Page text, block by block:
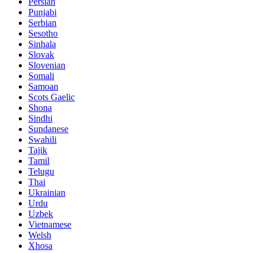
Punjabi
Serbian
Sesotho
Sinhala
Slovak
Slovenian
Somali
Samoan
Scots Gaelic
Shona
Sindhi
Sundanese
Swahili
Tajik
Tamil
Telugu
Thai
Ukrainian
Urdu
Uzbek
Vietnamese
Welsh
Xhosa